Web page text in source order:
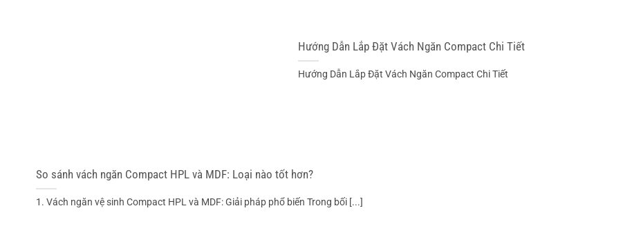
Hướng Dẫn Lắp Đặt Vách Ngăn Compact Chi Tiết
Hướng Dẫn Lắp Đặt Vách Ngăn Compact Chi Tiết
So sánh vách ngăn Compact HPL và MDF: Loại nào tốt hơn?
1. Vách ngăn vệ sinh Compact HPL và MDF: Giải pháp phổ biến Trong bối [...]